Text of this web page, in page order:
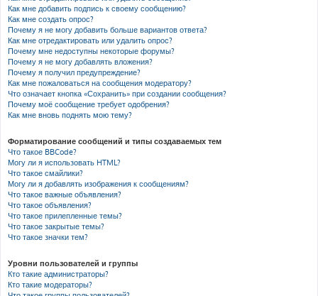
Как мне добавить подпись к своему сообщению?
Как мне создать опрос?
Почему я не могу добавить больше вариантов ответа?
Как мне отредактировать или удалить опрос?
Почему мне недоступны некоторые форумы?
Почему я не могу добавлять вложения?
Почему я получил предупреждение?
Как мне пожаловаться на сообщения модератору?
Что означает кнопка «Сохранить» при создании сообщения?
Почему моё сообщение требует одобрения?
Как мне вновь поднять мою тему?
Форматирование сообщений и типы создаваемых тем
Что такое BBCode?
Могу ли я использовать HTML?
Что такое смайлики?
Могу ли я добавлять изображения к сообщениям?
Что такое важные объявления?
Что такое объявления?
Что такое прилепленные темы?
Что такое закрытые темы?
Что такое значки тем?
Уровни пользователей и группы
Кто такие администраторы?
Кто такие модераторы?